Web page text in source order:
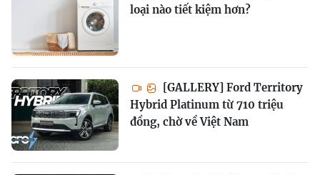
loại nào tiết kiệm hơn?
[GALLERY] Ford Territory
Hybrid Platinum từ 710 triệu
đồng, chờ về Việt Nam